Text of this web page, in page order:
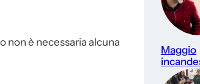
non è necessaria alcuna
Maggio